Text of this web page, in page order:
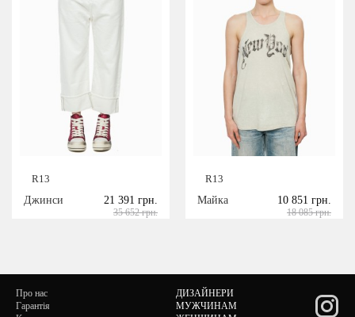
R13
Джинси
21 391 грн.
35 652 грн.
R13
Майка
10 851 грн.
18 085 грн.
Про нас
Гарантія
ДИЗАЙНЕРИ
МУЖЧИНАМ